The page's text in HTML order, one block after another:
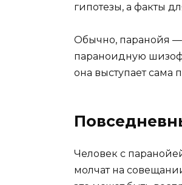
гипотезы, а факты
Обычно, паранойя —
параноидную
она выступает
Человек с
молчат на